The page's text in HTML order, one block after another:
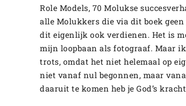
Role Models, 70 Molukse
alle Molukkers die via dit boek
dit eigenlijk ook verdienen. Het is
mijn loopbaan als fotograaf. Maar
trots, omdat het niet helemaal op
niet vanaf nul begonnen, maar
daaruit te komen heb je God’s